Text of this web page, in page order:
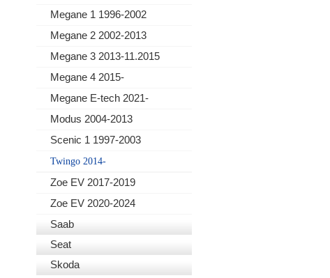
Megane 1 1996-2002
Megane 2 2002-2013
Megane 3 2013-11.2015
Megane 4 2015-
Megane E-tech 2021-
Modus 2004-2013
Scenic 1 1997-2003
Twingo 2014-
Zoe EV 2017-2019
Zoe EV 2020-2024
Saab
Seat
Skoda